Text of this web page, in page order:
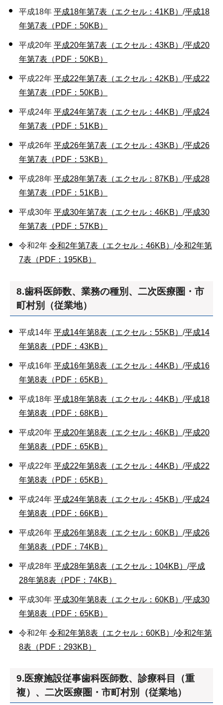
平成18年 平成18年第7表（エクセル：41KB） /平成18
年第7表（PDF：50KB）
平成20年 平成20年第7表（エクセル：43KB） /平成20
年第7表（PDF：50KB）
平成22年 平成22年第7表（エクセル：42KB） /平成22
年第7表（PDF：50KB）
平成24年 平成24年第7表（エクセル：44KB） /平成24
年第7表（PDF：51KB）
平成26年 平成26年第7表（エクセル：43KB） /平成26
年第7表（PDF：53KB）
平成28年 平成28年第7表（エクセル：87KB） /平成28
年第7表（PDF：51KB）
平成30年 平成30年第7表（エクセル：46KB） /平成30
年第7表（PDF：57KB）
令和2年 令和2年第7表（エクセル：46KB） /令和2年第
7表（PDF：195KB）
8.歯科医師数、業務の種別、二次医療圏・市
町村別（従業地）
平成14年 平成14年第8表（エクセル：55KB） /平成14
年第8表（PDF：43KB）
平成16年 平成16年第8表（エクセル：44KB） /平成16
年第8表（PDF：65KB）
平成18年 平成18年第8表（エクセル：44KB） /平成18
年第8表（PDF：68KB）
平成20年 平成20年第8表（エクセル：46KB） /平成20
年第8表（PDF：65KB）
平成22年 平成22年第8表（エクセル：44KB） /平成22
年第8表（PDF：65KB）
平成24年 平成24年第8表（エクセル：45KB） /平成24
年第8表（PDF：66KB）
平成26年 平成26年第8表（エクセル：60KB） /平成26
年第8表（PDF：74KB）
平成28年 平成28年第8表（エクセル：104KB） /平成
28年第8表（PDF：74KB）
平成30年 平成30年第8表（エクセル：60KB） /平成30
年第8表（PDF：65KB）
令和2年 令和2年第8表（エクセル：60KB） /令和2年第
8表（PDF：293KB）
9.医療施設従事歯科医師数、診療科目（重
複）、二次医療圏・市町村別（従業地）